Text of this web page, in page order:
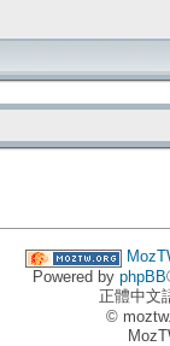
Powered by phpBB
正體中文
©